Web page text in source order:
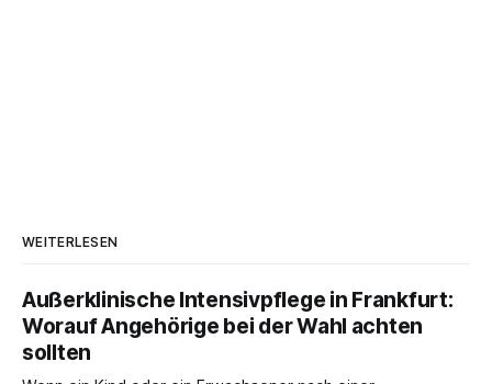
WEITERLESEN
Außerklinische Intensivpflege in Frankfurt:
Worauf Angehörige bei der Wahl achten
sollten